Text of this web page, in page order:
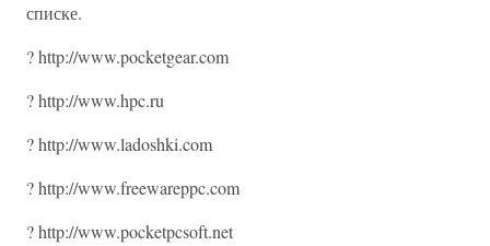
списке.
? http://www.pocketgear.com
? http://www.hpc.ru
? http://www.ladoshki.com
? http://www.freewareppc.com
? http://www.pocketpcsoft.net